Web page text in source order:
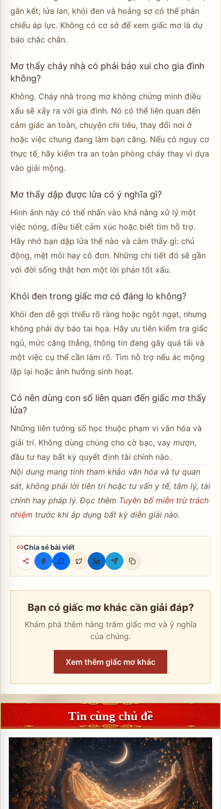
gắn kết; lửa lan, khói đen và hoảng sợ có thể phản
chiếu áp lực. Không có cơ sở để xem giấc mơ là dự
báo chắc chắn.
Mơ thấy cháy nhà có phải báo xui cho gia đình
không?
Không. Cháy nhà trong mơ không chứng minh điều
xấu sẽ xảy ra với gia đình. Nó có thể liên quan đến
cảm giác an toàn, chuyện chi tiêu, thay đổi nơi ở
hoặc việc chung đang làm bạn căng. Nếu có nguy cơ
thực tế, hãy kiểm tra an toàn phòng cháy thay vì dựa
vào giải mộng.
Mơ thấy dập được lửa có ý nghĩa gì?
Hình ảnh này có thể nhấn vào khả năng xử lý một
việc nóng, điều tiết cảm xúc hoặc biết tìm hỗ trợ.
Hãy nhớ bạn dập lửa thế nào và cảm thấy gì: chủ
động, mệt mỏi hay cô đơn. Những chi tiết đó sẽ gần
với đời sống thật hơn một lời phán tốt xấu.
Khói đen trong giấc mơ có đáng lo không?
Khói đen dễ gợi thiếu rõ ràng hoặc ngột ngạt, nhưng
không phải dự báo tai họa. Hãy ưu tiên kiểm tra giấc
ngủ, mức căng thẳng, thông tin đang gây quá tải và
một việc cụ thể cần làm rõ. Tìm hỗ trợ nếu ác mộng
lặp lại hoặc ảnh hưởng sinh hoạt.
Có nên dùng con số liên quan đến giấc mơ thấy
lửa?
Những liên tưởng số học thuộc phạm vi văn hóa và
giải trí. Không dùng chúng cho cờ bạc, vay mượn,
đầu tư hay bất kỳ quyết định tài chính nào.
Nội dung mang tính tham khảo văn hóa và tự quan
sát, không phải lời tiên tri hoặc tư vấn y tế, tâm lý, tài
chính hay pháp lý. Đọc thêm Tuyên bố miễn trừ trách
nhiệm trước khi áp dụng bất kỳ diễn giải nào.
Chia sẻ bài viết
Bạn có giấc mơ khác cần giải đáp?
Khám phá thêm hàng trăm giấc mơ và ý nghĩa
của chúng.
Xem thêm giấc mơ khác
Tin cùng chủ đề